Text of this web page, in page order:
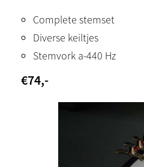
Complete stemset
Diverse keiltjes
Stemvork a-440 Hz
€74,-